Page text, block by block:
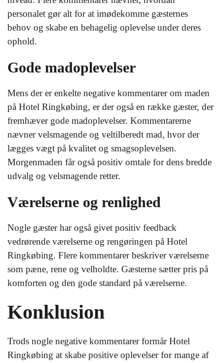
personalet gør alt for at imødekomme gæsternes
behov og skabe en behagelig oplevelse under deres
ophold.
Gode madoplevelser
Mens der er enkelte negative kommentarer om maden
på Hotel Ringkøbing, er der også en række gæster, der
fremhæver gode madoplevelser. Kommentarerne
nævner velsmagende og veltilberedt mad, hvor der
lægges vægt på kvalitet og smagsoplevelsen.
Morgenmaden får også positiv omtale for dens bredde
udvalg og velsmagende retter.
Værelserne og renlighed
Nogle gæster har også givet positiv feedback
vedrørende værelserne og rengøringen på Hotel
Ringkøbing. Flere kommentarer beskriver værelserne
som pæne, rene og velholdte. Gæsterne sætter pris på
komforten og den gode standard på værelserne.
Konklusion
Trods nogle negative kommentarer formår Hotel
Ringkøbing at skabe positive oplevelser for mange af